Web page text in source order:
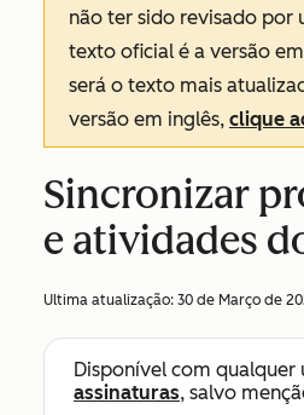
não ter sido revisado por
texto oficial é a versão
será o texto mais
versão em inglês, clique
Sincronizar
e atividades
Ultima atualização: 30 de Março de
Disponível com qualquer
assinaturas, salvo